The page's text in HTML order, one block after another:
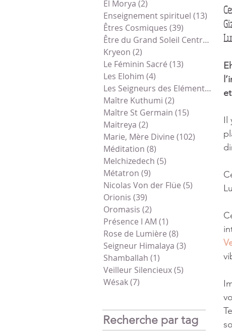
El Morya (2)
Enseignement spirituel (13) 13
Êtres Cosmiques (39)
Être du Grand Soleil Central
1
Kryeon (2)
Le Féminin Sacré (13)
Les Elohim (4)
Les Seigneurs des Eléments
1
Maître Kuthumi (2)
Maître St Germain (15)
Maitreya (2)
Marie, Mère Divine (102) 102 posts
Méditation (8)
Melchizedech (5)
Métatron (9)
Nicolas Von der Flüe (5)
Orionis (39)
Oromasis (2)
Présence I AM (1)
Rose de Lumière (8)
Seigneur Himalaya (3)
Shamballah (1)
Veilleur Silencieux(5)
Wésak(7)
Recherche par tag
Il